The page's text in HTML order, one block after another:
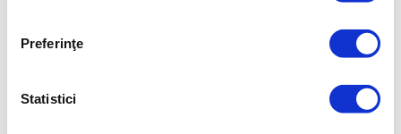
Preferinţe
Statistici